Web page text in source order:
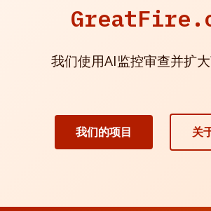
我们使用AI监控审查并扩
我们的项目 关